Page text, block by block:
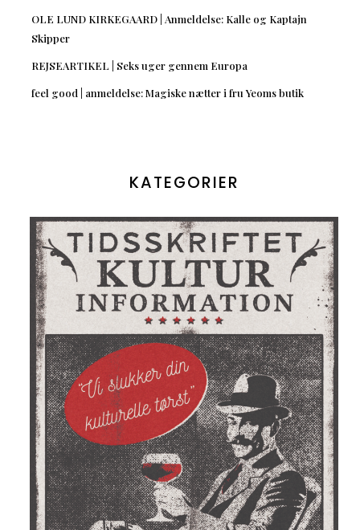
OLE LUND KIRKEGAARD | Anmeldelse: Kalle og Kaptajn
Skipper
REJSEARTIKEL | Seks uger gennem Europa
feel good | anmeldelse: Magiske nætter i fru Yeoms butik
KATEGORIER